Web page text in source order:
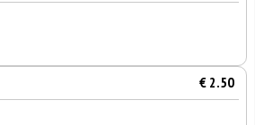
€ 2.50